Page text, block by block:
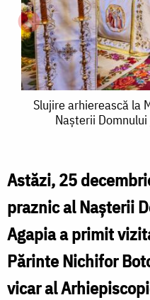
Slujire
arhierească
Mănăstirea
Agapia
cu
ocazia
Nașterii
Slujire arhierească la
Nașterii
Astăzi, 25
praznic al Nașterii
Agapia a primit
Părinte Nichifor
vicar al